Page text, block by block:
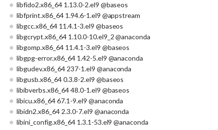
libfido2.x86_64 1.13.0-2.el9 @baseos
libfprint.x86_64 1.94.6-1.el9 @appstream
libgcc.x86_64 11.4.1-3.el9 @baseos
libgcrypt.x86_64 1.10.0-10.el9_2 @anaconda
libgomp.x86_64 11.4.1-3.el9 @baseos
libgpg-error.x86_64 1.42-5.el9 @anaconda
libgudev.x86_64 237-1.el9 @anaconda
libgusb.x86_64 0.3.8-2.el9 @baseos
libibverbs.x86_64 48.0-1.el9 @baseos
libicu.x86_64 67.1-9.el9 @anaconda
libidn2.x86_64 2.3.0-7.el9 @anaconda
libini_config.x86_64 1.3.1-53.el9 @anaconda